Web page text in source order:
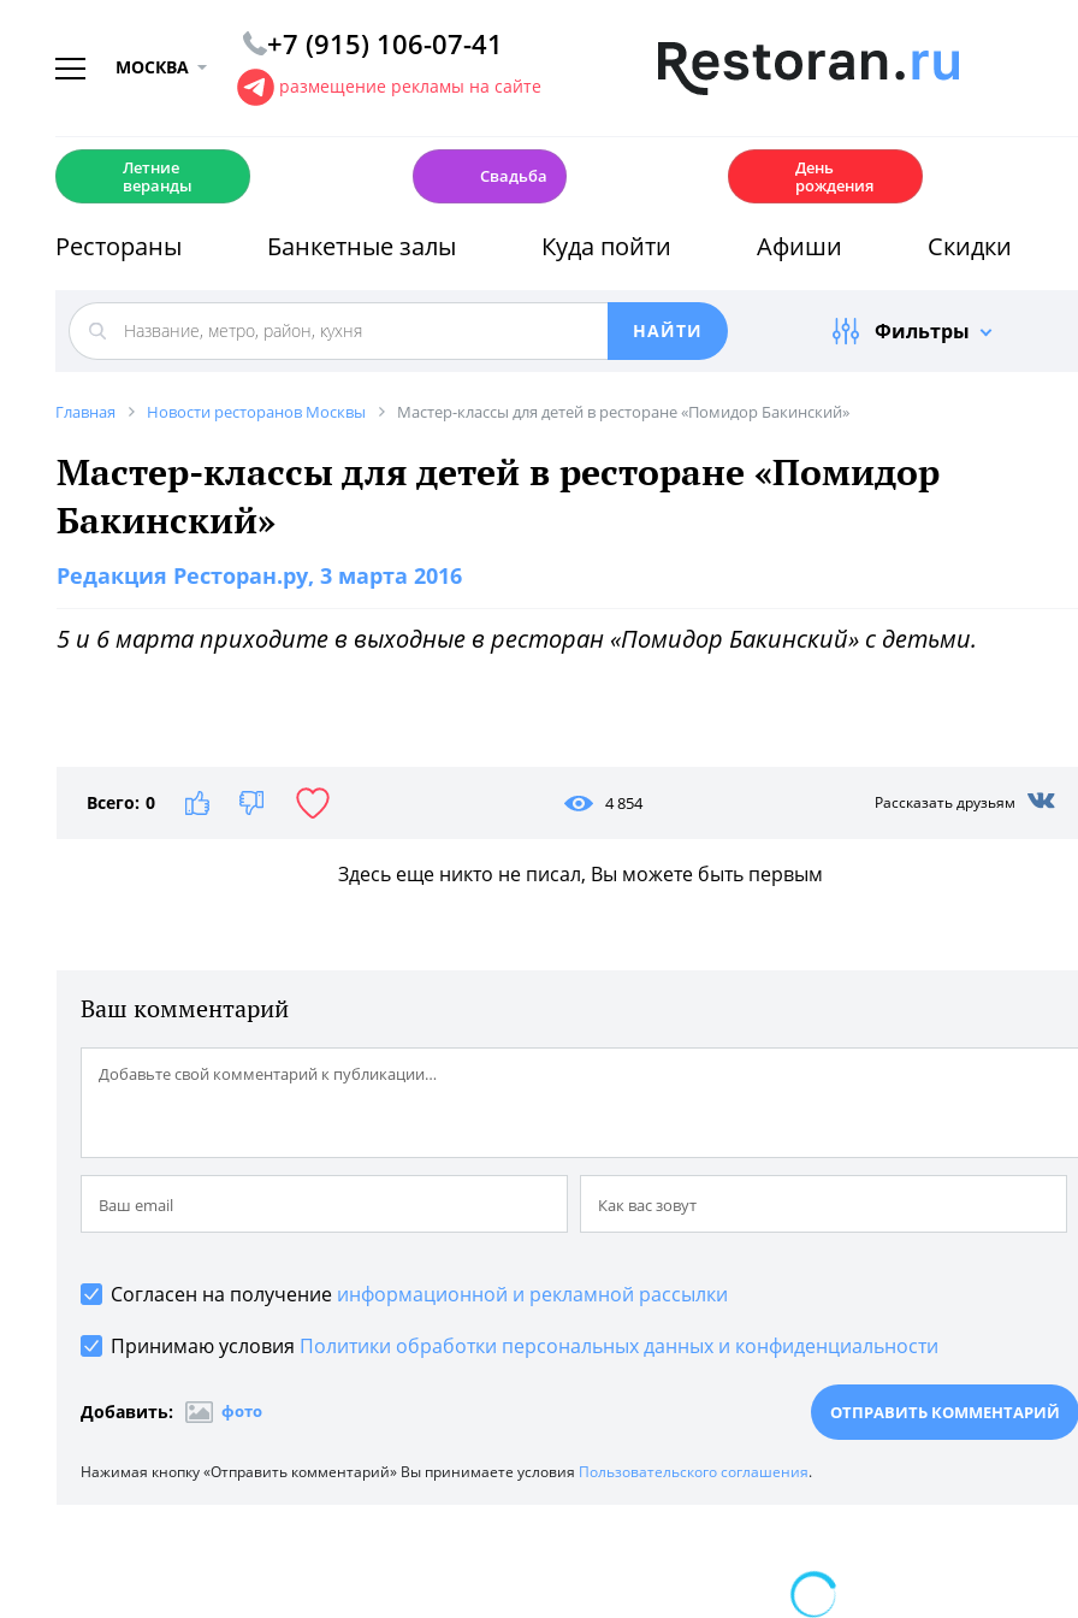
МОСКВА
+7 (915) 106-07-41
размещение рекламы на сайте
Летние
веранды
Свадьба
День
рождения
Рестораны Банкетные залы Куда пойти Афиши Скидки
Фильтры
Главная Новости ресторанов Москвы Мастер-классы для детей в ресторане «Помидор Бакинский»
Мастер-классы для детей в ресторане «Помидор
Бакинский»
Редакция Ресторан.ру, 3 марта 2016
5 и 6 марта приходите в выходные в ресторан «Помидор Бакинский» с детьми.
Всего: 0 4 854 Рассказать друзьям
Здесь еще никто не писал, Вы можете быть первым
Ваш комментарий
Согласен на получение информационной и рекламной рассылки
Принимаю условия Политики обработки персональных данных и конфиденциальности
Добавить: фото
Нажимая кнопку «Отправить комментарий» Вы принимаете условия Пользовательского соглашения.